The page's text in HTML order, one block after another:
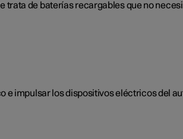
de baterías recargables que no
e impulsar los dispositivos eléctricos del